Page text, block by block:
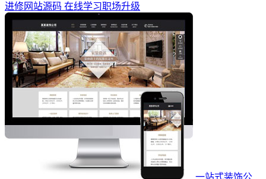
进修网站源码 在线学习职场升级
一站式装饰公